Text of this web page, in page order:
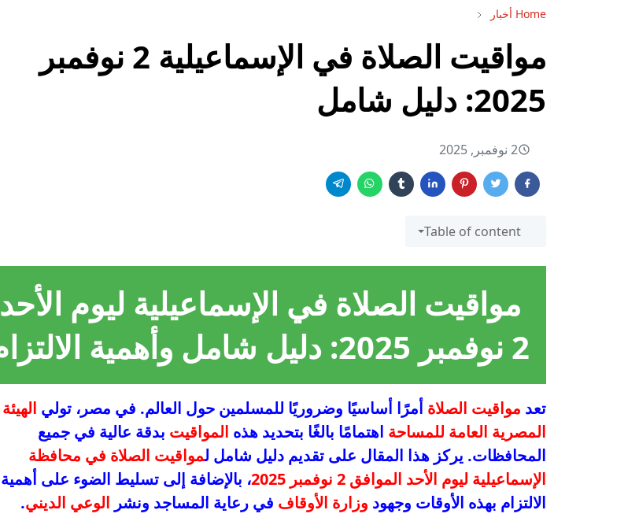
Home أخبار
مواقيت الصلاة في الإسماعيلية 2 نوفمبر
2025: دليل شامل
2 نوفمبر, 2025
Table of content
مواقيت الصلاة في الإسماعيلية ليوم الأحد
2 نوفمبر 2025: دليل شامل وأهمية الالتزام
تعد مواقيت الصلاة أمرًا أساسيًا وضروريًا للمسلمين حول العالم. في مصر، تولي الهيئة
المصرية العامة للمساحة اهتمامًا بالغًا بتحديد هذه المواقيت بدقة عالية في جميع
المحافظات. يركز هذا المقال على تقديم دليل شامل لمواقيت الصلاة في محافظة
الإسماعيلية ليوم الأحد الموافق 2 نوفمبر 2025
، بالإضافة إلى تسليط الضوء على أهمية
الالتزام بهذه الأوقات وجهود وزارة الأوقاف في رعاية المساجد ونشر الوعي الديني.